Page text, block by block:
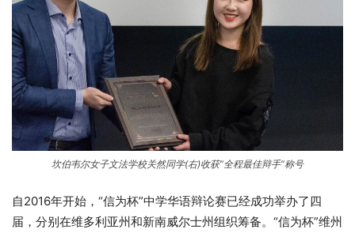
坎伯韦尔女子文法学校关然同学(右)收获“全程最佳辩手”称号
自2016年开始，“信为杯”中学华语辩论赛已经成功举办了四
届，分别在维多利亚州和新南威尔士州组织筹备。“信为杯”维州